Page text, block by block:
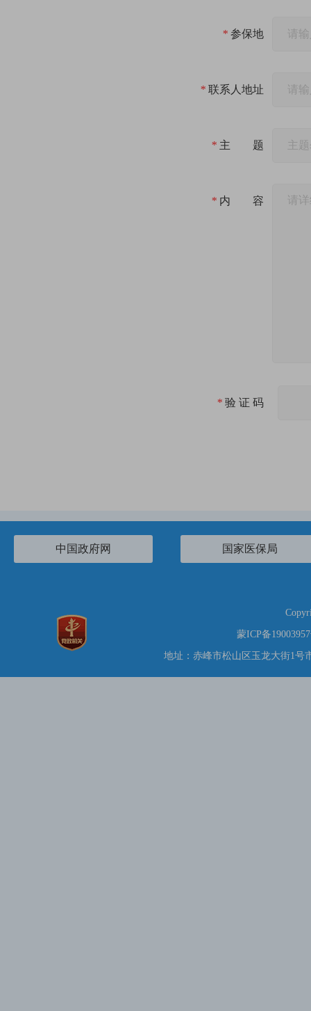
* 参保地
* 联系人地址
* 主 题
* 内 容
* 验 证 码
中国政府网 国家医保局
蒙ICP备
地址：赤峰市松山区玉龙大街1号